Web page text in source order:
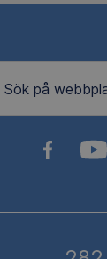
Sök på